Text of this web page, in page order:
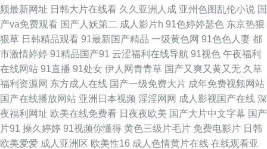
欧美日韩久综合 蜜桃麻豆 一本一道久久精品 国产在线观看m91 青青艹在线
中文字幕电视剧全集 传媒视频免费在线观看 美女插App 九九影院 日本阿V片
6080免费电影 大香蕉AV综合电影院 91综合资源 久久国产精品久久久久 日
韩曰逼 老司机αV 夜夜撸网站 91线看视频 国产高清视频999 欧美亚洲国产日
韩 中文字幕剧在线亚洲 ma豆入口 麻豆蜜桃 福利中文在线导航 亚洲国产91
频最新网址 日韩大片在线看 久久亚洲人成 亚州色图乱伦小说 国
产va免费观看 国产人妖第二 成人影片h 91色婷婷瑟色 东京热狠
狠草 日韩精品观看 91最新国产精品 一级黄色网 91色色人妻 都
市激情婷婷 91精品国产91 云涩福利在线导航 91视色 午夜福利
在线网站 91直播 91处女 伊人网青青草 国产又爽又黄又无 久草
福利资源网 东方成人在线 国产一级免费大片 成年免费视频网站
国产在线播放网站 亚洲日本视频 淫淫网网 成人影视国产在线 深
夜福利网址 欧美在线免费看 日夜夜欧美 国产大片中文字幕 国产
片91 操久婷婷 91视频你懂得 黄色三级片毛片 免费电影片 日韩
欧美爱爱 成人亚洲区 欧美性16 成人色情黄片在线 在线观看亚